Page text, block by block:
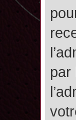
par